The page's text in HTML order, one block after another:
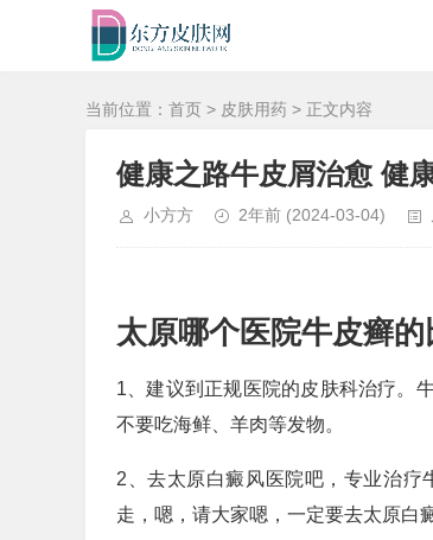
当前位置： 首页 > 皮肤用药 > 正文内容
健康之路牛皮屑治愈 健
小方方 2年前 (2024-03-04)
太原哪个医院牛皮癣
1、建议到正规医院的皮肤科治疗。
不要吃海鲜、羊肉等发物。
2、去太原白癜风医院吧，专业治疗
走，嗯，请大家嗯，一定要去太原白